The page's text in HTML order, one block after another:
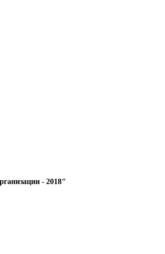
- 2018"